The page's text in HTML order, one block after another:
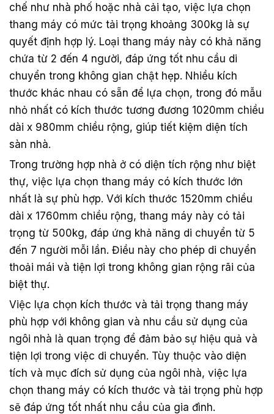
chế như nhà phố hoặc nhà cải tạo, việc lựa chọn
thang máy có mức tải trọng khoảng 300kg là sự
quyết định hợp lý. Loại thang máy này có khả năng
chứa từ 2 đến 4 người, đáp ứng tốt nhu cầu di
chuyển trong không gian chật hẹp. Nhiều kích
thước khác nhau có sẵn để lựa chọn, trong đó mẫu
nhỏ nhất có kích thước tương đương 1020mm chiều
dài x 980mm chiều rộng, giúp tiết kiệm diện tích
sàn nhà.
Trong trường hợp nhà ở có diện tích rộng như biệt
thự, việc lựa chọn thang máy có kích thước lớn
nhất là sự phù hợp. Với kích thước 1520mm chiều
dài x 1760mm chiều rộng, thang máy này có tải
trọng từ 500kg, đáp ứng khả năng di chuyển từ 5
đến 7 người mỗi lần. Điều này cho phép di chuyển
thoải mái và tiện lợi trong không gian rộng rãi của
biệt thự.
Việc lựa chọn kích thước và tải trọng thang máy
phù hợp với không gian và nhu cầu sử dụng của
ngôi nhà là quan trọng để đảm bảo sự hiệu quả và
tiện lợi trong việc di chuyển. Tùy thuộc vào diện
tích và mục đích sử dụng của ngôi nhà, việc lựa
chọn thang máy có kích thước và tải trọng phù hợp
sẽ đáp ứng tốt nhất nhu cầu của gia đình.